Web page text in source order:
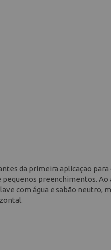
da primeira aplicação
preenchimentos. Ao
com água e sabão neutro,